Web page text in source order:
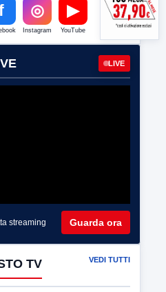
◎
Instagram
▶
YouTube
LIVE
streaming Guarda ora
TV VEDI TUTTI